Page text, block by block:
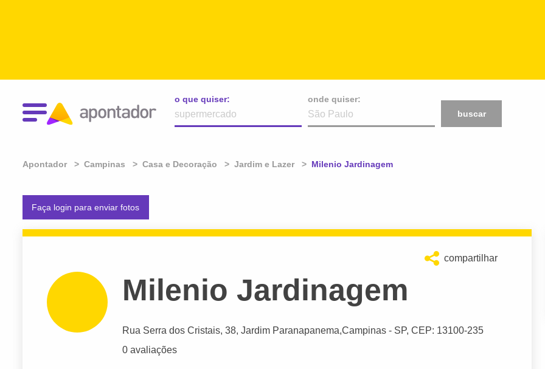
o que quiser:
onde quiser:
buscar
Apontador Campinas Casa e Decoração Jardim e Lazer Atual:
Milenio Jardinagem
Faça login para enviar fotos
compartilhar
Milenio Jardinagem
Rua Serra dos Cristais, 38, Jardim Paranapanema,Campinas - SP, CEP: 13100-235
0 avaliações